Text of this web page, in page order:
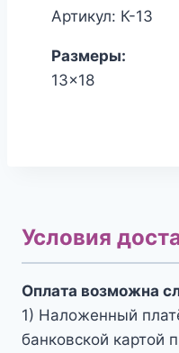
цена:
Артикул: К-13
Размеры:
13x18
Условия
Оплата возможна
1) Наложенный
банковской картой